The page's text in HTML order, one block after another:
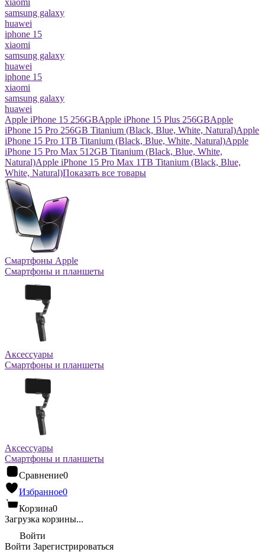
xiaomi
samsung galaxy
huawei
iphone 15
xiaomi
samsung galaxy
huawei
iphone 15
xiaomi
samsung galaxy
huawei
Apple iPhone 15 256GBApple iPhone 15 Plus 256GBApple
iPhone 15 Pro 256GB Titanium (Black, Blue, White, Natural)Apple
iPhone 15 Pro 1TB Titanium (Black, Blue, White, Natural)Apple
iPhone 15 Pro Max 512GB Titanium (Black, Blue, White,
Natural)Apple iPhone 15 Pro Max 1TB Titanium (Black, Blue,
White, Natural)Показать все товары
Смартфоны Apple
Смартфоны и планшеты
Аксессуары
Смартфоны и планшеты
Аксессуары
Смартфоны и планшеты
Сравнение0
Избранное0
Корзина0
Загрузка корзины...
Войти
Войти Зарегистрироваться